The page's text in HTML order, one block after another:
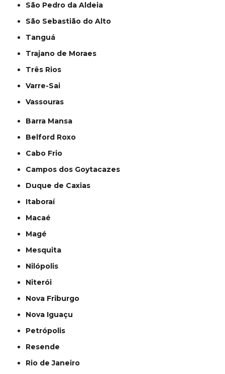
São Pedro da Aldeia
São Sebastião do Alto
Tanguá
Trajano de Moraes
Três Rios
Varre-Sai
Vassouras
Barra Mansa
Belford Roxo
Cabo Frio
Campos dos Goytacazes
Duque de Caxias
Itaboraí
Macaé
Magé
Mesquita
Nilópolis
Niterói
Nova Friburgo
Nova Iguaçu
Petrópolis
Resende
Rio de Janeiro